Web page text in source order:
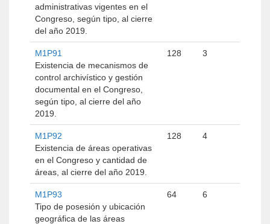
administrativas vigentes en el
Congreso, según tipo, al cierre
del año 2019.
M1P91
Existencia de mecanismos de
control archivístico y gestión
documental en el Congreso,
según tipo, al cierre del año
2019.
128 3
M1P92
Existencia de áreas operativas
en el Congreso y cantidad de
áreas, al cierre del año 2019.
128 4
M1P93
Tipo de posesión y ubicación
geográfica de las áreas
64 6